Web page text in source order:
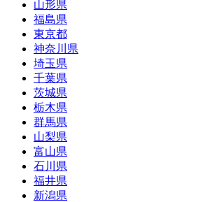
山形県
福島県
東京都
神奈川県
埼玉県
千葉県
茨城県
栃木県
群馬県
山梨県
富山県
石川県
福井県
新潟県